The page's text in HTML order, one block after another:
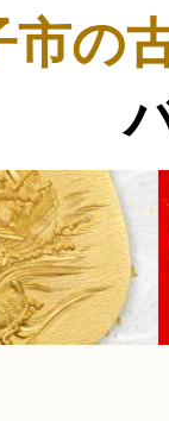
市の